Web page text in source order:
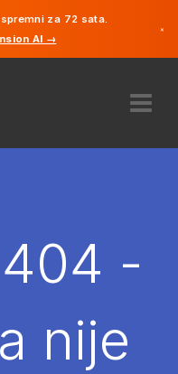
za 72 sata.
AI →
×
-
nije